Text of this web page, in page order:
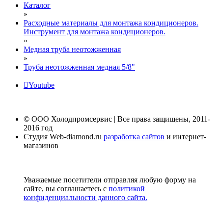
Каталог
»
Расходные материалы для монтажа кондиционеров.
Инструмент для монтажа кондиционеров.
»
Медная труба неотожженная
»
Труба неотожженная медная 5/8"
Youtube
© ООО Холодпромсервис | Все права защищены, 2011-
2016 год
Студия Web-diamond.ru разработка сайтов и интернет-
магазинов
Уважаемые посетители отправляя любую форму на
сайте, вы соглашаетесь с политикой
конфиденциальности данного сайта.